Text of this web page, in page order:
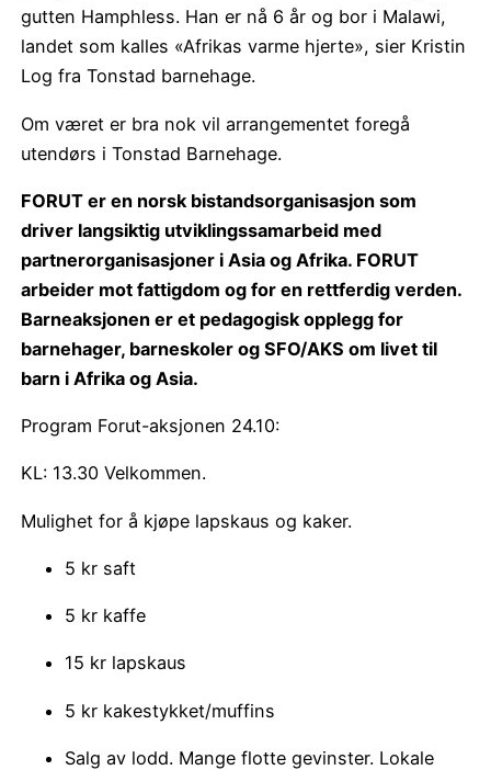
gutten Hamphless. Han er nå 6 år og bor i Malawi,
landet som kalles «Afrikas varme hjerte», sier Kristin
Log fra Tonstad barnehage.
Om været er bra nok vil arrangementet foregå
utendørs i Tonstad Barnehage.
FORUT er en norsk bistandsorganisasjon som
driver langsiktig utviklingssamarbeid med
partnerorganisasjoner i Asia og Afrika. FORUT
arbeider mot fattigdom og for en rettferdig verden.
Barneaksjonen er et pedagogisk opplegg for
barnehager, barneskoler og SFO/AKS om livet til
barn i Afrika og Asia.
Program Forut-aksjonen 24.10:
KL: 13.30 Velkommen.
Mulighet for å kjøpe lapskaus og kaker.
5 kr saft
5 kr kaffe
15 kr lapskaus
5 kr kakestykket/muffins
Salg av lodd. Mange flotte gevinster. Lokale